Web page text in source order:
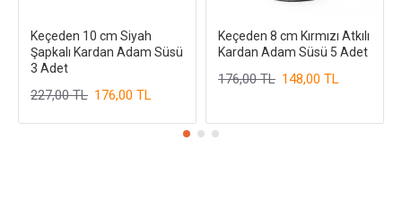
Keçeden 10 cm Siyah
Şapkalı Kardan Adam Süsü
3 Adet
176,00 TL
227,00 TL
Keçeden 8 cm Kırmızı Atkılı
Kardan Adam Süsü 5 Adet
148,00 TL
176,00 TL